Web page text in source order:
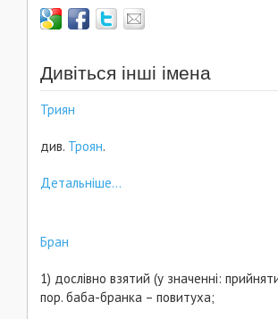
Дивіться інші імена
Триян
див. Троян.
Детальніше...
Бран
1) дослівно взятий (у значенні:
пор. баба-бранка – повитуха;